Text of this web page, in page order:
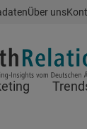
Über uns